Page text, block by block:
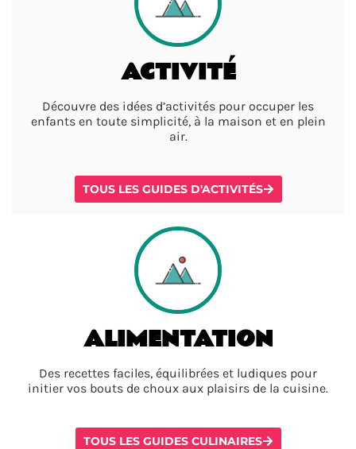
ACTIVITÉ
Découvre des idées d’activités pour occuper les
enfants en toute simplicité, à la maison et en plein
air.
TOUS LES GUIDES D'ACTIVITÉS
ALIMENTATION
Des recettes faciles, équilibrées et ludiques pour
initier vos bouts de choux aux plaisirs de la cuisine.
TOUS LES GUIDES CULINAIRES